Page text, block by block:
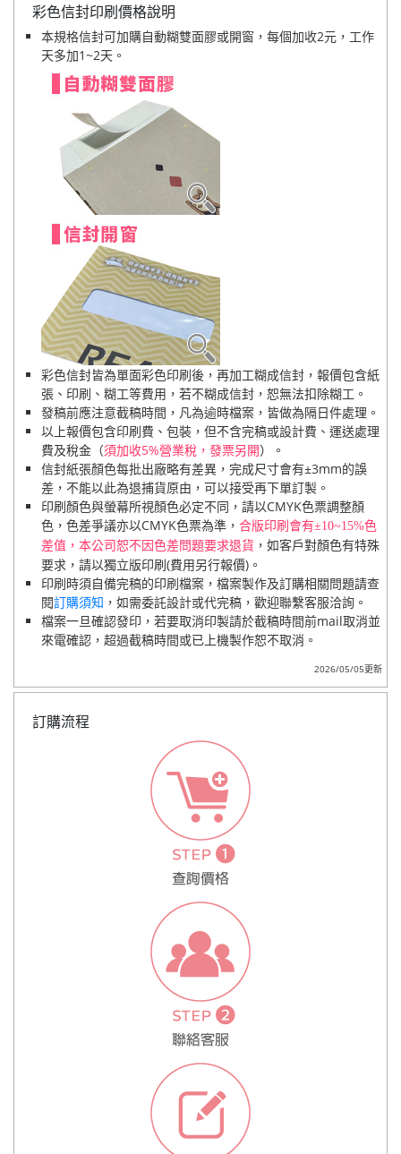
彩色信封印刷價格說明
本規格信封可加購自動糊雙面膠或開窗，每個加收2元，工作
天多加1~2天。
彩色信封皆為單面彩色印刷後，再加工糊成信封，報價包含紙
張、印刷、糊工等費用，若不糊成信封，恕無法扣除糊工。
發稿前應注意截稿時間，凡為逾時檔案，皆做為隔日件處理。
以上報價包含印刷費、包裝，但不含完稿或設計費、運送處理
費及稅金（須加收5%營業稅，發票另開）。
信封紙張顏色每批出廠略有差異，完成尺寸會有±3mm的誤
差，不能以此為退捕貨原由，可以接受再下單訂製。
印刷顏色與螢幕所視顏色必定不同，請以CMYK色票調整顏
色，色差爭議亦以CMYK色票為準， 合版印刷會有±10~15%色
差值，本公司恕不因色差問題要求退貨 ，如客戶對顏色有特殊
要求，請以獨立版印刷(費用另行報價)。
印刷時須自備完稿的印刷檔案，檔案製作及訂購相關問題請查
閱訂購須知 ，如需委託設計或代完稿，歡迎聯繫客服洽詢。
檔案一旦確認發印，若要取消印製請於截稿時間前mail取消並
來電確認，超過截稿時間或已上機製作恕不取消。
2026/05/05更新
訂購流程